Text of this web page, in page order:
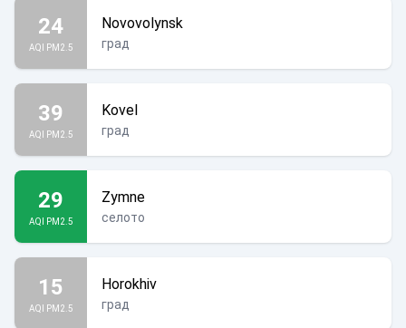
24
AQI PM2.5
Novovolynsk
град
39
AQI PM2.5
Kovel
град
29
AQI PM2.5
Zymne
селото
15
AQI PM2.5
Horokhiv
град